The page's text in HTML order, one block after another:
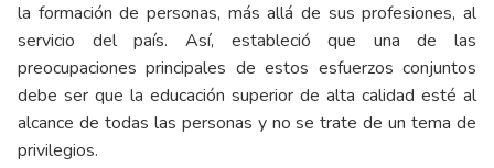
la formación de personas, más allá de sus profesiones, al
servicio del país. Así, estableció que una de las
preocupaciones principales de estos esfuerzos conjuntos
debe ser que la educación superior de alta calidad esté al
alcance de todas las personas y no se trate de un tema de
privilegios.